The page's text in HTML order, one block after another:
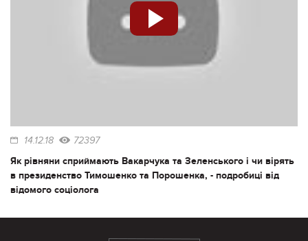
14.12.18 72397
Як рівняни сприймають Вакарчука та Зеленського і чи вірять
в президенство Тимошенко та Порошенка, - подробиці від
відомого соціолога